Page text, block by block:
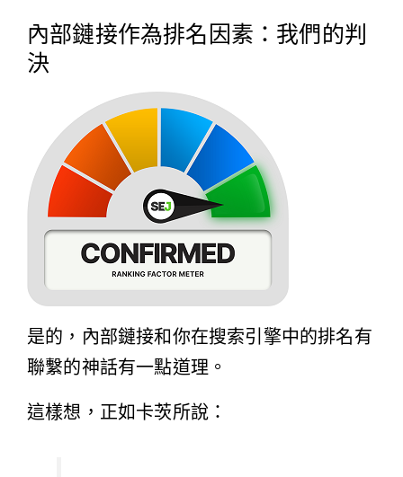
內部鏈接作為排名因素：我們的判
決
是的，內部鏈接和你在搜索引擎中的排名有
聯繫的神話有一點道理。
這樣想，正如卡茨所說：